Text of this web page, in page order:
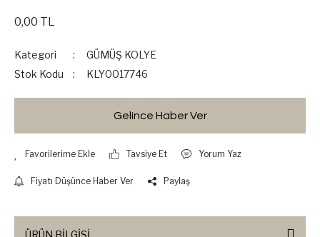
0,00 TL
Kategori
GÜMÜŞ KOLYE
Stok Kodu
KLY0017746
Gelince Haber Ver
Tavsiye Et Yorum Yaz
Fiyatı Düşünce Haber Ver Paylaş
ÜRÜN BİLGİSİ